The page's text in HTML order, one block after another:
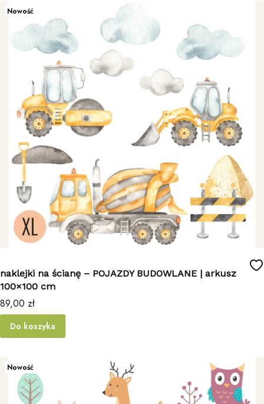
Nowość
naklejki na ścianę – POJAZDY BUDOWLANE | arkusz
100×100 cm
Cena
89,00 zł
Do koszyka
Nowość